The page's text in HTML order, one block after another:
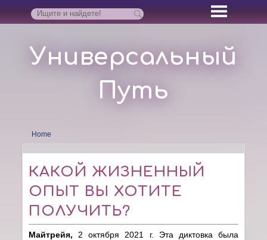
Универсальный
Путь
Home
КАКОЙ ЖИЗНЕННЫЙ
ОПЫТ ВЫ ХОТИТЕ
ПОЛУЧИТЬ?
Майтрейя, 2 октября 2021 г. Эта диктовка была